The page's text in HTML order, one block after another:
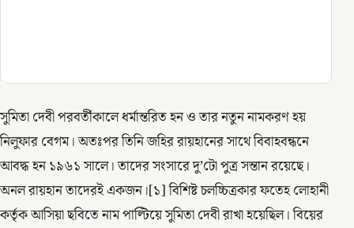
সুমিতা দেবী পরবর্তীকালে ধর্মান্তরিত হন ও তার নতুন নামকরণ হয়
নিলুফার বেগম। অতঃপর তিনি জহির রায়হানের সাথে বিবাহবন্ধনে
আবদ্ধ হন ১৯৬১ সালে। তাদের সংসারে দু’টো পুত্র সন্তান রয়েছে।
অনল রায়হান তাদেরই একজন।[১] বিশিষ্ট চলচ্চিত্রকার ফতেহ লোহানী
কর্তৃক আসিয়া ছবিতে নাম পাল্টিয়ে সুমিতা দেবী রাখা হয়েছিল। বিয়ের